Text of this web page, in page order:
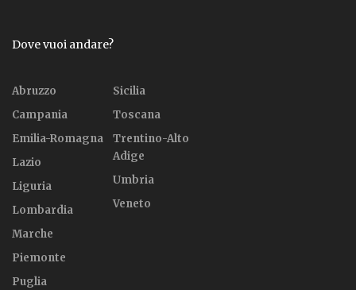
Dove vuoi andare?
Abruzzo
Campania
Emilia-Romagna
Lazio
Liguria
Lombardia
Marche
Piemonte
Puglia
Sicilia
Toscana
Trentino-Alto
Adige
Umbria
Veneto